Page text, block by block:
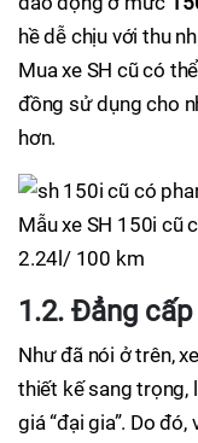
hề dễ chịu với thu
Mua xe SH cũ có
đồng sử dụng cho
hơn.
Mẫu xe SH 150i cũ
2.24l/ 100 km
1.2. Đẳng
Như đã nói ở trên,
thiết kế sang trọng,
giá “đại gia”. Do